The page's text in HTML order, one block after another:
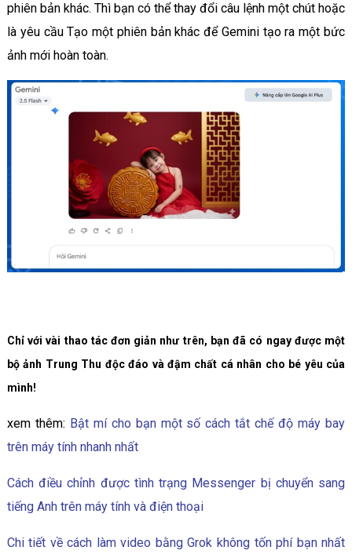
phiên bản khác. Thì bạn có thể thay đổi câu lệnh một chút hoặc
là yêu cầu Tạo một phiên bản khác để Gemini tạo ra một bức
ảnh mới hoàn toàn.
Chỉ với vài thao tác đơn giản như trên, bạn đã có ngay được một
bộ ảnh Trung Thu độc đáo và đậm chất cá nhân cho bé yêu của
mình!
xem thêm: Bật mí cho bạn một số cách tắt chế độ máy bay
trên máy tính nhanh nhất
Cách điều chỉnh được tình trạng Messenger bị chuyển sang
tiếng Anh trên máy tính và điện thoại
Chi tiết về cách làm video bằng Grok không tốn phí bạn nhất